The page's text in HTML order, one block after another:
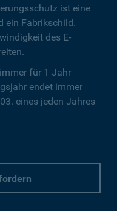
ist eine
ein Fabrikschild.
des E-
für 1 Jahr
endet immer
eines jeden Jahres